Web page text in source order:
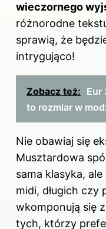
wieczornego
różnorodne
sprawią, że
intrygująco!
Zobacz też: Eur
to rozmiar w
Nie obawiaj się
Musztardowa
sama klasyka,
midi, długich
wkomponują się
tych, którzy